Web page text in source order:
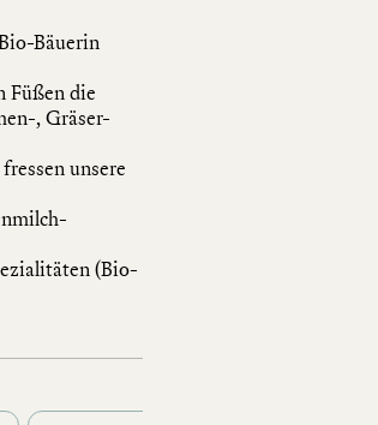
Bäuerin
Füßen die
, Gräser-
unsere
(Bio-